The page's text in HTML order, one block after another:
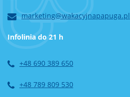
marketing@wakacyjnapapuga.pl
Infolinia do 21 h
+48 690 389 650
+48 789 809 530